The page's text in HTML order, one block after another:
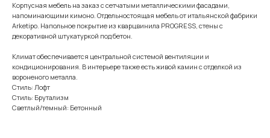
Корпусная мебель на заказ с сетчатыми металлическими фасадами,
напоминающими кимоно. Отдельностоящая мебель от итальянской фабрики
Arketipo. Напольное покрытие из кварцвинила PROGRESS, стены с
декоративной штукатуркой под бетон.
Климат обеспечивается центральной системой вентиляции и
кондиционирования. В интерьере также есть живой камин с отделкой из
вороненого металла.
Стиль: Лофт
Стиль: Брутализм
Светлый/темный: Бетонный